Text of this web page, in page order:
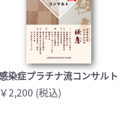
染症プラチナ流コンサルト
￥2,200 (税込)